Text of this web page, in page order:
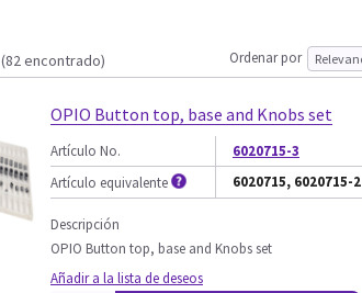
(82 encontrado) Ordenar por
OPIO Button top, base and Knobs set
Artículo No.
6020715-3
Artículo equivalente
6020715, 6020715-2
Descripción
OPIO Button top, base and Knobs set
Añadir a la lista de deseos